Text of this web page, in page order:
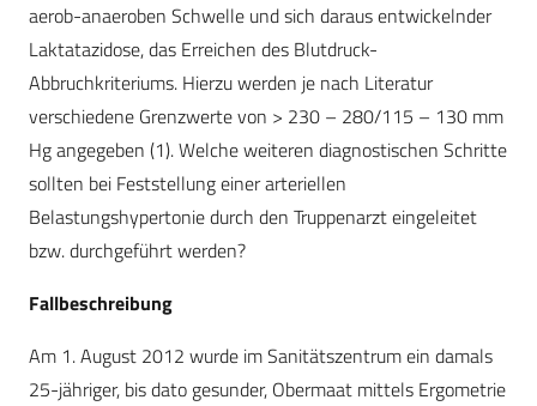
aerob-anaeroben Schwelle und sich daraus entwickelnder
Laktatazidose, das Erreichen des Blutdruck-
Abbruchkriteriums. Hierzu werden je nach Literatur
verschiedene Grenzwerte von > 230 – 280/115 – 130 mm
Hg angegeben (1). Welche weiteren diagnostischen Schritte
sollten bei Feststellung einer arteriellen
Belastungshypertonie durch den Truppenarzt eingeleitet
bzw. durchgeführt werden?
Fallbeschreibung
Am 1. August 2012 wurde im Sanitätszentrum ein damals
25-jähriger, bis dato gesunder, Obermaat mittels Ergometrie